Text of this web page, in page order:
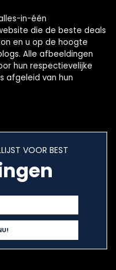
in-één
die de beste deals
en u op de hoogte
Alle afbeeldingen
hun respectievelijke
afgeleid van hun
VOOR BEST